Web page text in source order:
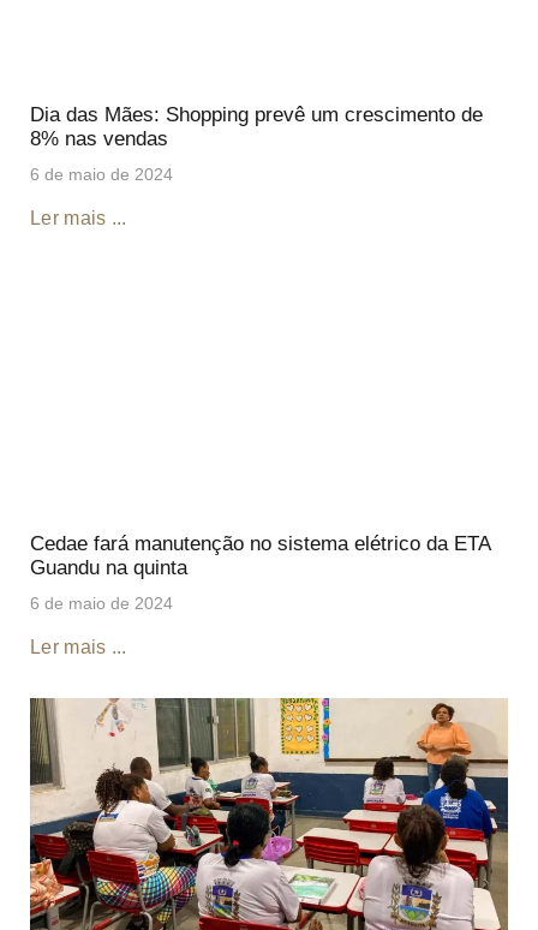
Dia das Mães: Shopping prevê um crescimento de
8% nas vendas
6 de maio de 2024
Ler mais ...
Cedae fará manutenção no sistema elétrico da ETA
Guandu na quinta
6 de maio de 2024
Ler mais ...